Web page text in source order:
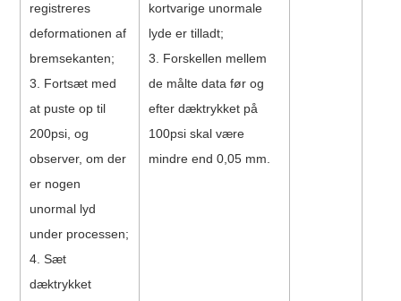
registreres
deformationen af ​​
bremsekanten;
3. Fortsæt med
at puste op til
200psi, og
observer, om der
er nogen
unormal lyd
under processen;
4. Sæt
dæktrykket
kortvarige unormale
lyde er tilladt;
3. Forskellen mellem
de målte data før og
efter dæktrykket på
100psi skal være
mindre end 0,05 mm.